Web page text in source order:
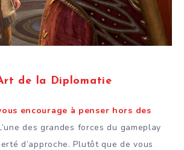
de la Diplomatie
encourage à penser hors des
des grandes forces du gameplay
d’approche. Plutôt que de vous